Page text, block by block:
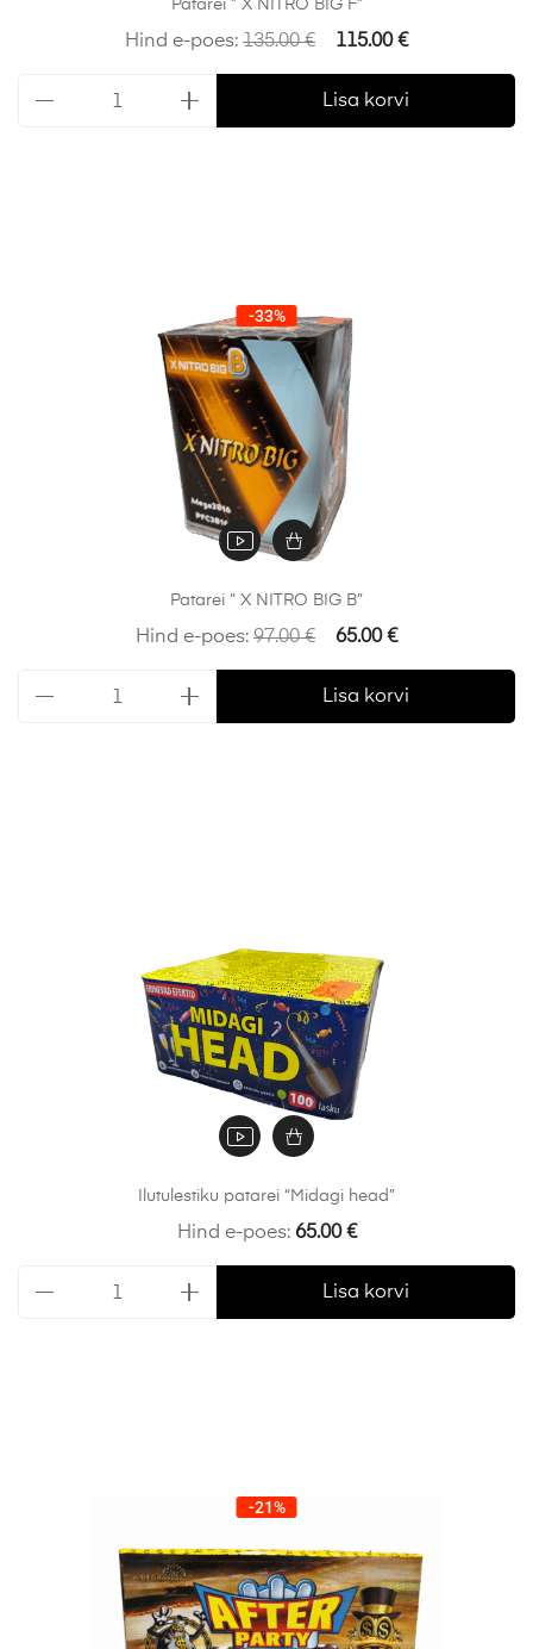
Patarei ” X NITRO BIG F”
Hind e-poes: 135.00€ 115.00€
Lisa korvi
-33%
Patarei ” X NITRO BIG B”
Hind e-poes: 97.00€ 65.00€
Lisa korvi
Ilutulestiku patarei “Midagi head”
Hind e-poes: 65.00€
Lisa korvi
-21%